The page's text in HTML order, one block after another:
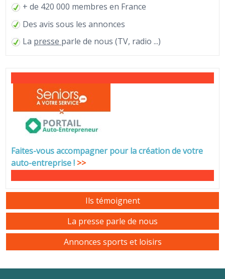
+ de 420 000 membres en France
Des avis sous les annonces
La presse parle de nous (TV, radio ...)
Faites-vous accompagner pour la création de votre
auto-entreprise! >>
Ils témoignent
La presse parle de nous
Annonces sports et loisirs